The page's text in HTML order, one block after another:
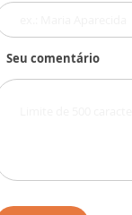
Seu comentário